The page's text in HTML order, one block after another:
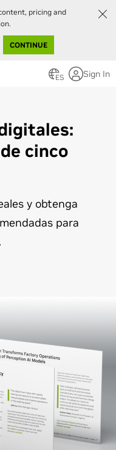
pricing and
CONTINUE
ES Sign In
cinco
y obtenga
para